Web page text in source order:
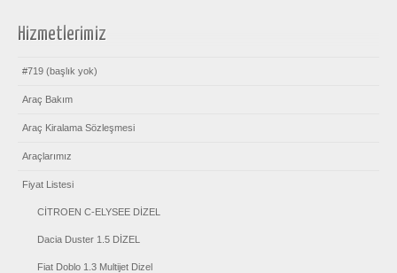
Hizmetlerimiz
#719 (başlık yok)
Araç Bakım
Araç Kiralama Sözleşmesi
Araçlarımız
Fiyat Listesi
CİTROEN C-ELYSEE DİZEL
Dacia Duster 1.5 DİZEL
Fiat Doblo 1.3 Multijet Dizel